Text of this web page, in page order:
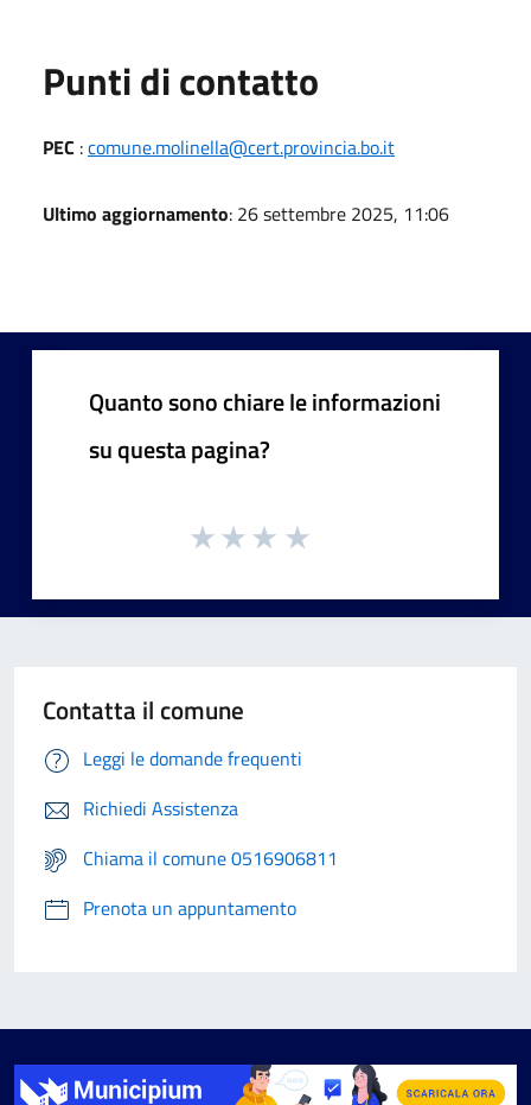
Punti di contatto
PEC :comune.molinella@cert.provincia.bo.it
Ultimo aggiornamento: 26 settembre 2025, 11:06
Quanto sono chiare le informazioni
su questa pagina?
Contatta il comune
Leggi le domande frequenti
Richiedi Assistenza
Chiama il comune 0516906811
Prenota un appuntamento